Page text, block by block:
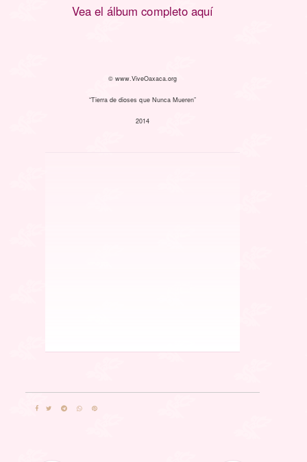
Vea el álbum completo aquí
© www.ViveOaxaca.org
“Tierra de dioses que Nunca Mueren”
2014